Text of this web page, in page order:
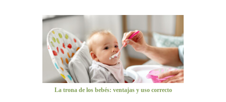
La trona de los bebés: ventajas y uso correcto